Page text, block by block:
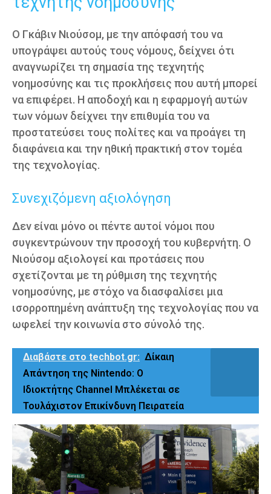
Ο Γκάβιν Νιούσομ, με την απόφασή του να
υπογράψει αυτούς τους νόμους, δείχνει ότι
αναγνωρίζει τη σημασία της τεχνητής
νοημοσύνης και τις προκλήσεις που αυτή μπορεί
να επιφέρει. Η αποδοχή και η εφαρμογή αυτών
των νόμων δείχνει την επιθυμία του να
προστατεύσει τους πολίτες και να προάγει τη
διαφάνεια και την ηθική πρακτική στον τομέα
της τεχνολογίας.
Συνεχιζόμενη αξιολόγηση
Δεν είναι μόνο οι πέντε αυτοί νόμοι που
συγκεντρώνουν την προσοχή του κυβερνήτη. Ο
Νιούσομ αξιολογεί και προτάσεις που
σχετίζονται με τη ρύθμιση της τεχνητής
νοημοσύνης, με στόχο να διασφαλίσει μια
ισορροπημένη ανάπτυξη της τεχνολογίας που να
ωφελεί την κοινωνία στο σύνολό της.
Διαβάστε στο techbot.gr: Δίκαιη
Απάντηση της Nintendo: Ο
Ιδιοκτήτης Channel Μπλέκεται σε
Τουλάχιστον Επικίνδυνη Πειρατεία